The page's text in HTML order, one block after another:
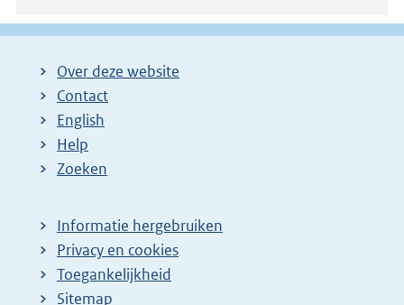
Over deze website
Contact
English
Help
Zoeken
Informatie hergebruiken
Privacy en cookies
Toegankelijkheid
Sitemap